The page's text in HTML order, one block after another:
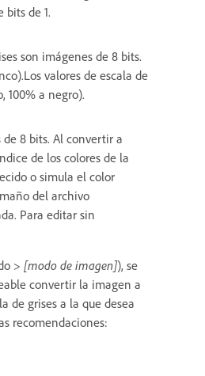
de 1.
son imágenes de 8 bits.
valores de escala de
100% a negro).
8 bits. Al convertir a
de los colores de la
o simula el color
del archivo
Para editar sin
> [modo de imagen]), se
convertir la imagen a
de grises a la que desea
recomendaciones: